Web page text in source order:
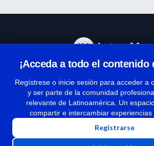
¡Acceda a todo el contenido
Regístrese o inicie sesión para acceder a
y ser parte de la comunidad
relevante de Latinoamérica. Un
compartir e intercambiar experiencias
Registrarse
Términos y condiciones
| Políticas de privacidad
| Todos los derechos reservados | Copyright